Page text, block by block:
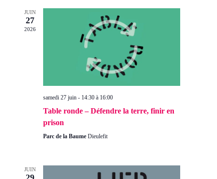
JUIN
27
2026
samedi 27 juin - 14:30à 16:00
Table ronde – Défendre la terre, finir en
prison
Parc de la Baume Dieulefit
JUIN